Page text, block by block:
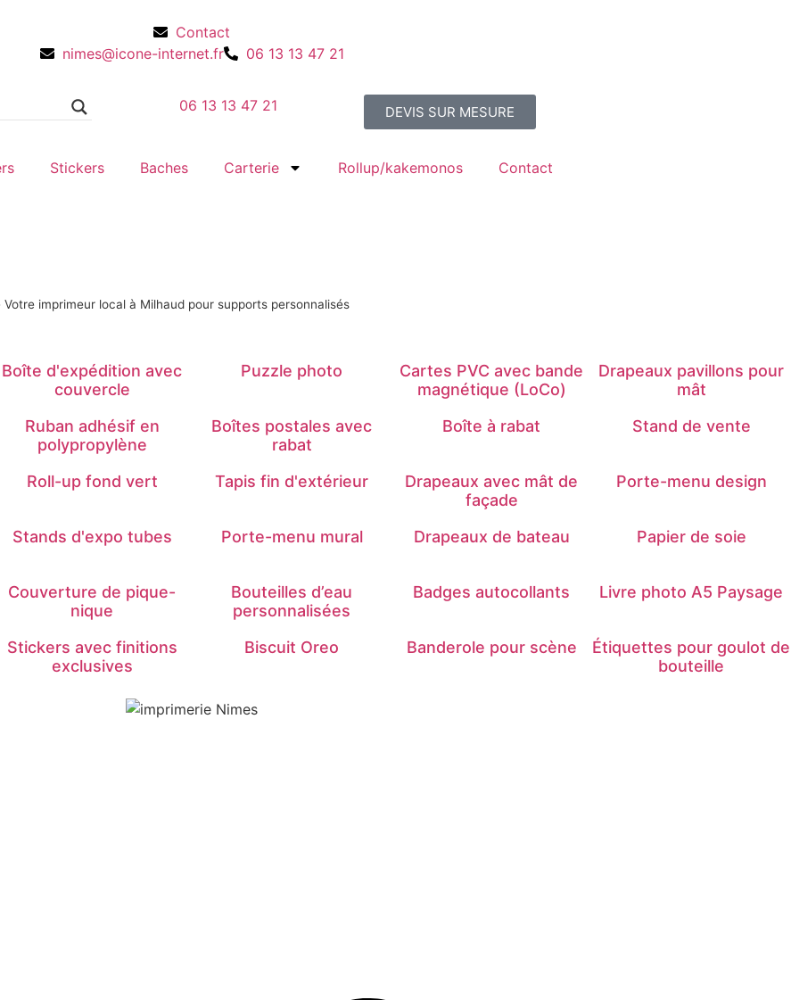
Contact
nimes@icone-internet.fr
06 13 13 47 21
06 13 13 47 21 DEVIS SUR MESURE
Stickers Baches Carterie Rollup/kakemonos Contact
Votre imprimeur local à Milhaud pour supports personnalisés
Boîte d'expédition avec
couvercle
Puzzle photo
Cartes PVC avec bande
magnétique (LoCo)
Drapeaux pavillons pour
mât
Ruban adhésif en
polypropylène
Boîtes postales avec
rabat
Boîte à rabat Stand de vente
Roll-up fond vert Tapis fin d'extérieur
Drapeaux avec mât de
façade
Porte-menu design
Stands d'expo tubes Porte-menu mural Drapeaux de bateau Papier de soie
Couverture de pique-
nique
Bouteilles d’eau
personnalisées
Badges autocollants Livre photo A5 Paysage
Stickers avec finitions
exclusives
Biscuit Oreo Banderole pour scène
Étiquettes pour goulot de
bouteille